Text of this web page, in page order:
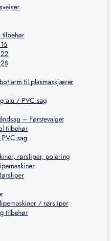
tilbehør
arm til plasmaskjærer
alu / PVC sag
– Førstevalget
tilbehør
sag
rørsliper, polering
/ rørsliper
tilbehør